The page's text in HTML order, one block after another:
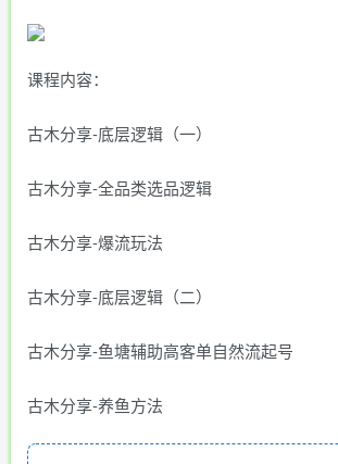
课程内容：
古木分享-底层逻辑（一）
古木分享-全品类选品逻辑
古木分享-爆流玩法
古木分享-底层逻辑（二）
古木分享-鱼塘辅助高客单自然流起号
古木分享-养鱼方法